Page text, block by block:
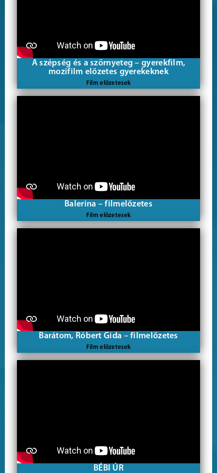
A szépség és a szörnyeteg – gyerekfilm,
mozifilm előzetes gyerekeknek
Film előzetesek
Balerina – filmelőzetes
Film előzetesek
Barátom, Róbert Gida – filmelőzetes
Film előzetesek
BÉBI ÚR